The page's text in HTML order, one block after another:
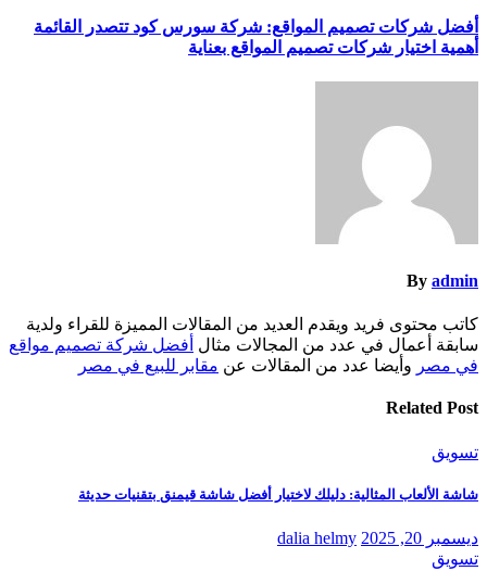
تصفّح
المقالات
أفضل شركات تصميم المواقع: شركة سورس كود تتصدر القائمة
أهمية اختيار شركات تصميم المواقع بعناية
By admin
كاتب محتوى فريد ويقدم العديد من المقالات المميزة للقراء ولدية
سابقة أعمال في عدد من المجالات مثال أفضل شركة تصميم مواقع
في مصر وأيضا عدد من المقالات عن مقابر للبيع في مصر
Related Post
تسويق
شاشة الألعاب المثالية: دليلك لاختيار أفضل شاشة قيمنق بتقنيات حديثة
ديسمبر 20, 2025
dalia helmy
تسويق